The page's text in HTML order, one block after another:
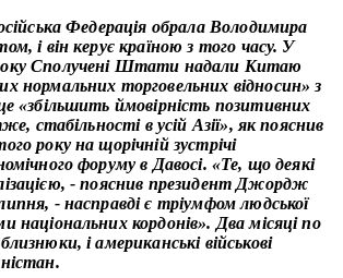
Федерація обрала Володимира
і він керує країною з того часу. У
Сполучені Штати надали Китаю
нормальних торговельних відносин» з
«збільшить ймовірність позитивних
стабільності в усій Азії», як пояснив
року на щорічній зустрічі
форуму в Давосі. «Те, що деякі
- пояснив президент Джордж
- насправді є тріумфом людської
національних кордонів». Два місяці по
і американські військові